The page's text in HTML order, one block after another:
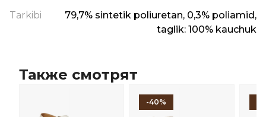
Tarkibi
79,7% sintetik poliuretan, 0,3% poliamid,
taglik: 100% kauchuk
Также смотрят
-40%